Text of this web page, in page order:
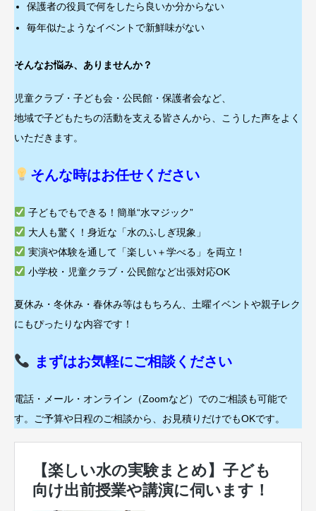
保護者の役員で何をしたら良いか分からない
毎年似たようなイベントで新鮮味がない
そんなお悩み、ありませんか？
児童クラブ・子ども会・公民館・保護者会など、
地域で子どもたちの活動を支える皆さんから、こうした声をよく
いただきます。
そんな時はお任せください
子どもでもできる！簡単“水マジック”
大人も驚く！身近な「水のふしぎ現象」
実演や体験を通して「楽しい＋学べる」を両立！
小学校・児童クラブ・公民館など出張対応OK
夏休み・冬休み・春休み等はもちろん、土曜イベントや親子レク
にもぴったりな内容です！
まずはお気軽にご相談ください
電話・メール・オンライン（Zoomなど）でのご相談も可能で
す。ご予算や日程のご相談から、お見積りだけでもOKです。